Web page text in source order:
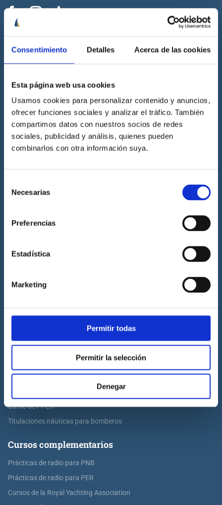
Consentimiento Detalles Acerca de las cookies
Esta página web usa cookies
Usamos cookies para personalizar contenido y anuncios,
ofrecer funciones sociales y analizar el tráfico. También
compartimos datos con nuestros socios de redes
sociales, publicidad y análisis, quienes pueden
combinarlos con otra información suya.
Necesarias
Preferencias
Estadística
Marketing
Permitir todas
Permitir la selección
Denegar
Escuela náutica
Contacta con Cenáutica
Historia de Cenáutica
Trabaja con Cenáutica
Sala de prensa
Preguntas frecuentes
Prácticas de titulaciones náuticas
Prácticas de habilitación a vela
Titulaciones náuticas
Curso de Licencia de Navegación
Curso de PNB
Curso de Patrón de Yate
Curso de PPER
Titulaciones náuticas para bomberos
Cursos complementarios
Prácticas de radio para PNB
Prácticas de radio para PER
Cursos de la Royal Yachting Association